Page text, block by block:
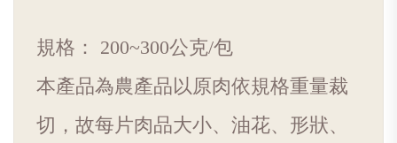
規格： 200~300公克/包
本產品為農產品以原肉依規格重量裁
切，故每片肉品大小、油花、形狀、